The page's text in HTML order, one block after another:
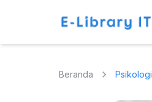
Beranda Psikologi